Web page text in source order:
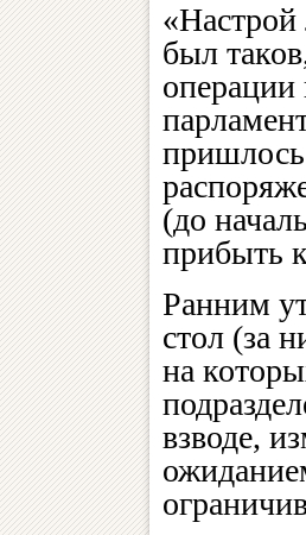
«Настрой
был
операции
(до
прибыть
Ранним
стол (за
на
взводе,